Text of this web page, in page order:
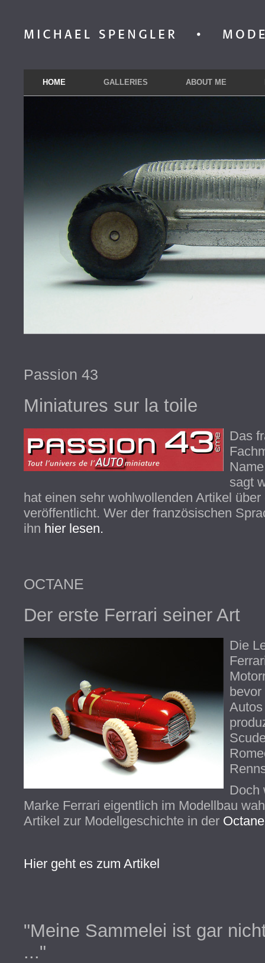
HOME GALLERIES ABOUT ME
Passion 43
Miniatures sur la toile
Das
sagt
hat einen sehr wohlwollenden Artikel
veröffentlicht. Wer der französischen
ihn hier lesen.
OCTANE
Der erste Ferrari seiner Art
Die
Doch
Marke Ferrari eigentlich im Modellbau
Artikel zur Modellgeschichte in der
Hier geht es zum Artikel
"Meine Sammelei ist gar
..."